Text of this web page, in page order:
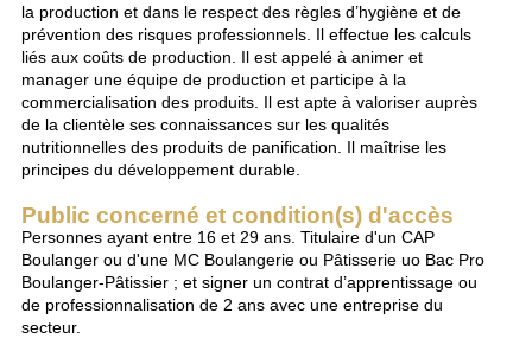
la production et dans le respect des règles d’hygiène et de
prévention des risques professionnels. Il effectue les calculs
liés aux coûts de production. Il est appelé à animer et
manager une équipe de production et participe à la
commercialisation des produits. Il est apte à valoriser auprès
de la clientèle ses connaissances sur les qualités
nutritionnelles des produits de panification. Il maîtrise les
principes du développement durable.
Public concerné et condition(s) d'accès
Personnes ayant entre 16 et 29 ans. Titulaire d'un CAP
Boulanger ou d'une MC Boulangerie ou Pâtisserie uo Bac Pro
Boulanger-Pâtissier ; et signer un contrat d’apprentissage ou
de professionnalisation de 2 ans avec une entreprise du
secteur.